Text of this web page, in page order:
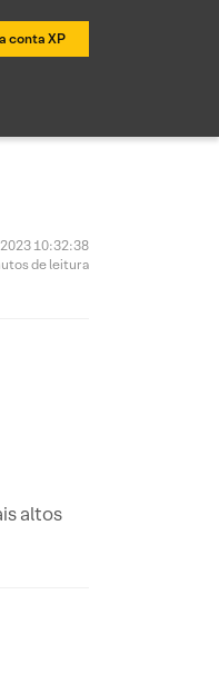
conta XP
10:32:38
de leitura
altos